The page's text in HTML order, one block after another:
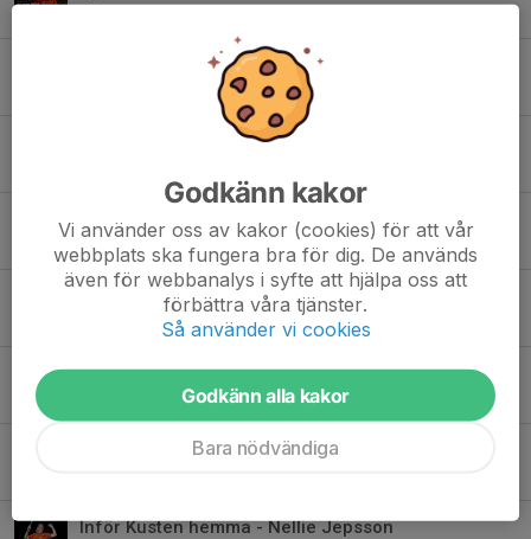
Avancemang står på spel
0
Skånederby när Malmhaug kommer på besök
Pixbo gästar Ängelholm
12 feb, 20:00
Damer A får besök av Backadalen
29 jan, 12:00
Inför matchen mot IBK Lund
16 jan, 12:00 0
Almås IBF Gästar Ängelholm Dam A
Inför Kusten hemma - Nellie Jepsson
Godkänn kakor
Vi använder oss av kakor (cookies) för att vår
webbplats ska fungera bra för dig. De används
även för webbanalys i syfte att hjälpa oss att
förbättra våra tjänster.
Så använder vi cookies
Godkänn alla kakor
Bara nödvändiga